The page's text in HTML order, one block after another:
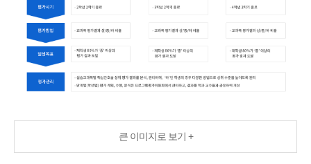
큰 이미지로 보기 +